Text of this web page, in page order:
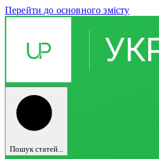
Перейти до основного змісту
Пошук статей...